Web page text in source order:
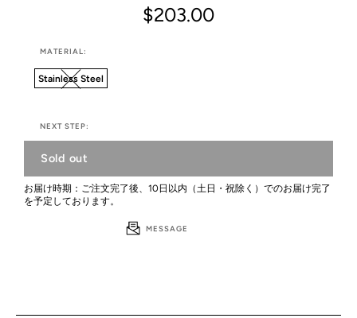
$203.00
MATERIAL:
Stainless Steel
NEXT STEP:
MESSAGE
Sold out
お届け時期：ご注文完了後、10日以内（土日・祝除く）でのお届け完了
を予定しております。